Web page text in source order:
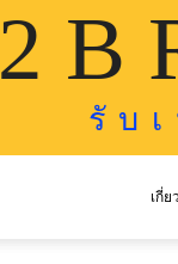
2 B
รั บ
เกี่ย